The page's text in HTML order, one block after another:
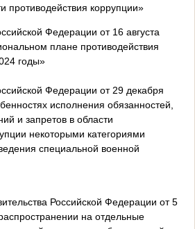
противодействия коррупции»
Федерации от 16 августа
плане противодействия
годы»
Федерации от 29 декабря
исполнения обязанностей,
и запретов в области
некоторыми категориями
специальной военной
Российской Федерации от 5
на отдельные